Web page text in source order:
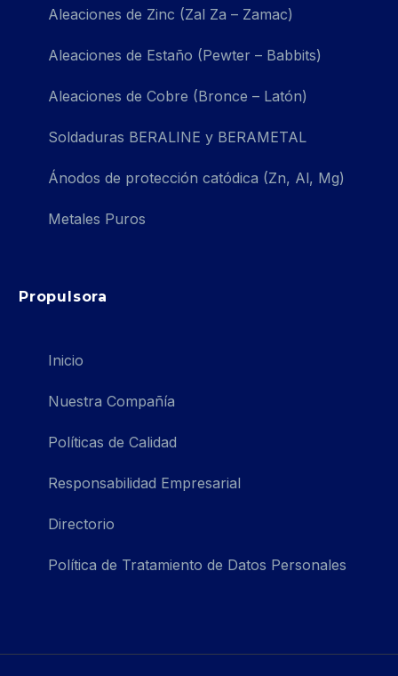
Aleaciones de Zinc (Zal Za – Zamac)
Aleaciones de Estaño (Pewter – Babbits)
Aleaciones de Cobre (Bronce – Latón)
Soldaduras BERALINE y BERAMETAL
Ánodos de protección catódica (Zn, Al, Mg)
Metales Puros
Propulsora
Inicio
Nuestra Compañía
Políticas de Calidad
Responsabilidad Empresarial
Directorio
Política de Tratamiento de Datos Personales